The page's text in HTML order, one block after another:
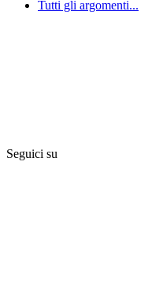
Tutti gli argomenti...
Seguici su